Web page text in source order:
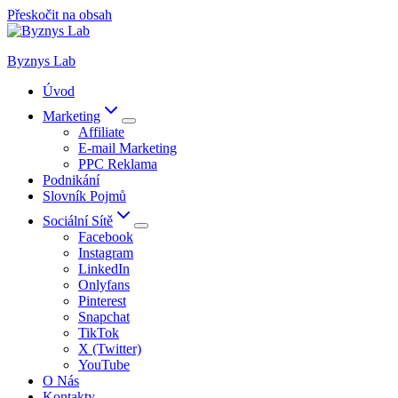
Přeskočit na obsah
Byznys Lab
Úvod
Marketing
Affiliate
E-mail Marketing
PPC Reklama
Podnikání
Slovník Pojmů
Sociální Sítě
Facebook
Instagram
LinkedIn
Onlyfans
Pinterest
Snapchat
TikTok
X (Twitter)
YouTube
O Nás